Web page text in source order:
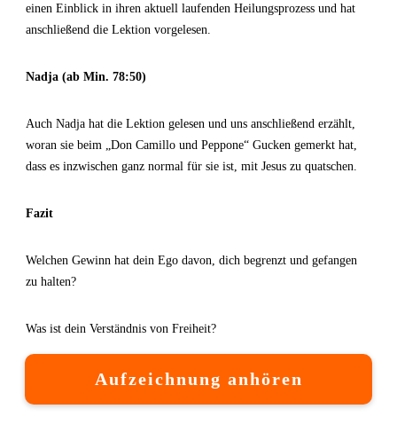
einen Einblick in ihren aktuell laufenden Heilungsprozess und hat
anschließend die Lektion vorgelesen.
Nadja (ab Min. 78:50)
Auch Nadja hat die Lektion gelesen und uns anschließend erzählt,
woran sie beim „Don Camillo und Peppone“ Gucken gemerkt hat,
dass es inzwischen ganz normal für sie ist, mit Jesus zu quatschen.
Fazit
Welchen Gewinn hat dein Ego davon, dich begrenzt und gefangen
zu halten?
Was ist dein Verständnis von Freiheit?
Aufzeichnung anhören